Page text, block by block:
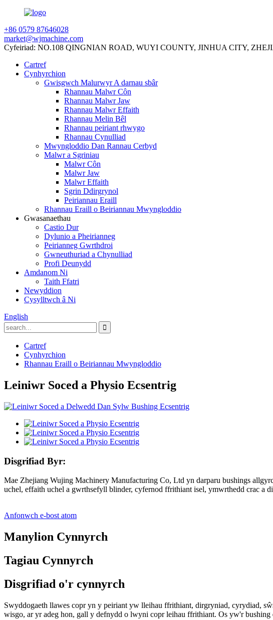
+86 0579 87646028
market@wjmachine.com
Cyfeiriad: NO.108 QINGNIAN ROAD, WUYI COUNTY, JINHUA CITY,
Cartref
Cynhyrchion
Gwisgwch Malurwyr A darnau sbâr
Rhannau Malwr Côn
Rhannau Malwr Jaw
Rhannau Malwr Effaith
Rhannau Melin Bêl
Rhannau peiriant rhwygo
Rhannau Cynulliad
Mwyngloddio Dan Rannau Cerbyd
Malwr a Sgriniau
Malwr Côn
Malwr Jaw
Malwr Effaith
Sgrin Ddirgrynol
Peiriannau Eraill
Rhannau Eraill o Beiriannau Mwyngloddio
Gwasanaethau
Castio Dur
Dylunio a Pheirianneg
Peirianneg Gwrthdroi
Gwneuthuriad a Chynulliad
Profi Deunydd
Amdanom Ni
Taith Ffatri
Newyddion
Cysylltwch â Ni
English
Cartref
Cynhyrchion
Rhannau Eraill o Beiriannau Mwyngloddio
Leiniwr Soced a Physio Ecsentrig
Disgrifiad Byr:
Mae Zhejiang Wujing Machinery Manufacturing Co, Ltd yn darparu bushings
uchel, effaith uchel a gwrthsefyll blinder, cyfernod ffrithiant isel, ymwrthedd crac a
Anfonwch e-bost atom
Manylion Cynnyrch
Tagiau Cynnyrch
Disgrifiad o'r cynnyrch
Swyddogaeth llawes copr yn y peiriant yw lleihau ffrithiant, dirgryniad, cyrydiad,
wisgo, ar yr adeg hon, gall y defnydd o lwyni copr leihau ffrithiant. Os yw'r